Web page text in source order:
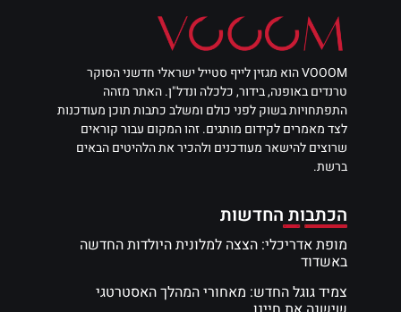
VOOOM הוא מגזין לייף סטייל ישראלי חדשני הסוקר
טרנדים באופנה, בידור, כלכלה ונדל"ן. האתר מזהה
התפתחויות בשוק לפני כולם ומשלב כתבות תוכן מעודכנות
לצד מאמרים לקידום מותגים. זהו המקום עבור קוראים
שרוצים להישאר מעודכנים ולהכיר את הלהיטים הבאים
ברשת.
הכתבות החדשות
מופת אדריכלי: הצצה למלונית היולדות החדשה
באשדוד
צמיד גוגל החדש: מאחורי המהלך האסטרטגי